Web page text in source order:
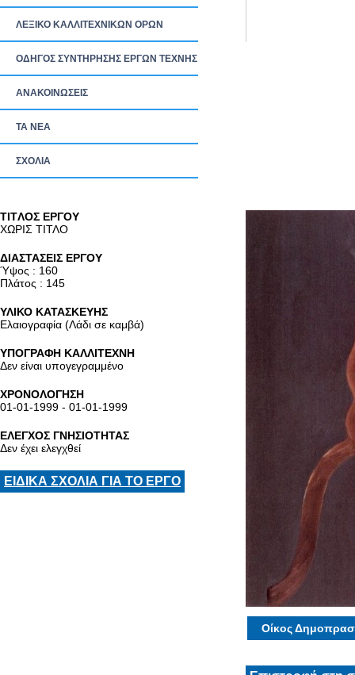
ΛΕΞΙΚΟ ΚΑΛΛΙΤΕΧΝΙΚΩΝ ΟΡΩΝ
ΟΔΗΓΟΣ ΣΥΝΤΗΡΗΣΗΣ ΕΡΓΩΝ ΤΕΧΝΗΣ
ΑΝΑΚΟΙΝΩΣΕΙΣ
ΤΑ ΝEΑ
ΣΧΟΛΙΑ
TITΛΟΣ ΕΡΓΟΥ
ΧΩΡΙΣ ΤΙΤΛΟ
ΔΙΑΣΤΑΣΕΙΣ ΕΡΓΟΥ
Ύψος : 160
Πλάτος : 145
ΥΛΙΚΟ ΚΑΤΑΣΚΕΥΗΣ
Ελαιογραφία (Λάδι σε καμβά)
ΥΠΟΓΡΑΦΗ ΚΑΛΛΙΤΕΧΝΗ
Δεν είναι υπογεγραμμένο
ΧΡΟΝΟΛΟΓΗΣΗ
01-01-1999 - 01-01-1999
ΕΛΕΓΧΟΣ ΓΝΗΣΙΟΤΗΤΑΣ
Δεν έχει ελεγχθεί
ΕΙΔΙΚΑ ΣΧΟΛΙΑ ΓΙΑ ΤΟ ΕΡΓΟ
Οίκος